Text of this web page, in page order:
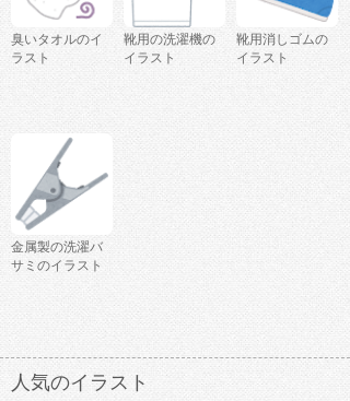
臭いタオルのイ
ラスト
靴用の洗濯機の
イラスト
靴用消しゴムの
イラスト
金属製の洗濯バ
サミのイラスト
人気のイラスト